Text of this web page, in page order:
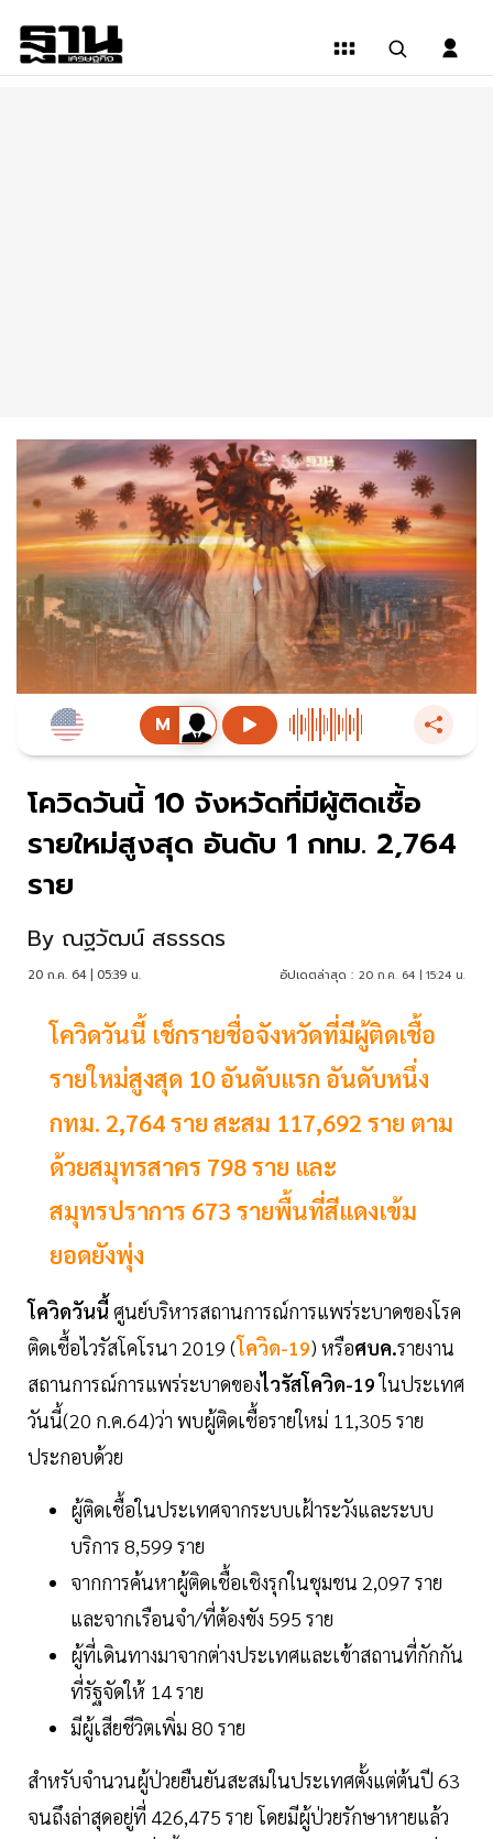
โควิดวันนี้ 10 จังหวัดที่มีผู้ติดเชื้อ
รายใหม่สูงสุด อันดับ 1 กทม. 2,764
ราย
By ณฐวัฒน์ สธรรดร
20 ก.ค. 64 | 05:39 น. อัปเดตล่าสุด : 20 ก.ค. 64 | 15:24 น.
โควิดวันนี้ เช็กรายชื่อจังหวัดที่มีผู้ติดเชื้อ
รายใหม่สูงสุด 10 อันดับแรก อันดับหนึ่ง
กทม. 2,764 ราย สะสม 117,692 ราย ตาม
ด้วยสมุทรสาคร 798 ราย และ
สมุทรปราการ 673 รายพื้นที่สีแดงเข้ม
ยอดยังพุ่ง
โควิดวันนี้ ศูนย์บริหารสถานการณ์การแพร่ระบาดของโรค
ติดเชื้อไวรัสโคโรนา 2019 (โควิด-19) หรือศบค.รายงาน
สถานการณ์การแพร่ระบาดของไวรัสโควิด-19ในประเทศ
วันนี้(20 ก.ค.64)ว่า พบผู้ติดเชื้อรายใหม่ 11,305 ราย
ประกอบด้วย
ผู้ติดเชื้อในประเทศจากระบบเฝ้าระวังและระบบ
บริการ 8,599 ราย
จากการค้นหาผู้ติดเชื้อเชิงรุกในชุมชน 2,097 ราย
และจากเรือนจำ/ที่ต้องขัง 595 ราย
ผู้ที่เดินทางมาจากต่างประเทศและเข้าสถานที่กักกัน
ที่รัฐจัดให้ 14 ราย
มีผู้เสียชีวิตเพิ่ม 80 ราย
สำหรับจำนวนผู้ป่วยยืนยันสะสมในประเทศตั้งแต่ต้นปี 63
จนถึงล่าสุดอยู่ที่ 426,475 ราย โดยมีผู้ป่วยรักษาหายแล้ว